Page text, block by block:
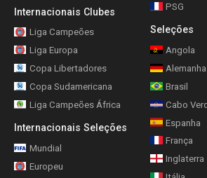
Internacionais Clubes
Liga Campeões
Liga Europa
Copa Libertadores
Copa Sudamericana
Liga Campeões África
Internacionais Seleções
Mundial
Europeu
PSG
Seleções
Angola
Alemanha
Brasil
Cabo
Espanha
França
Inglaterra